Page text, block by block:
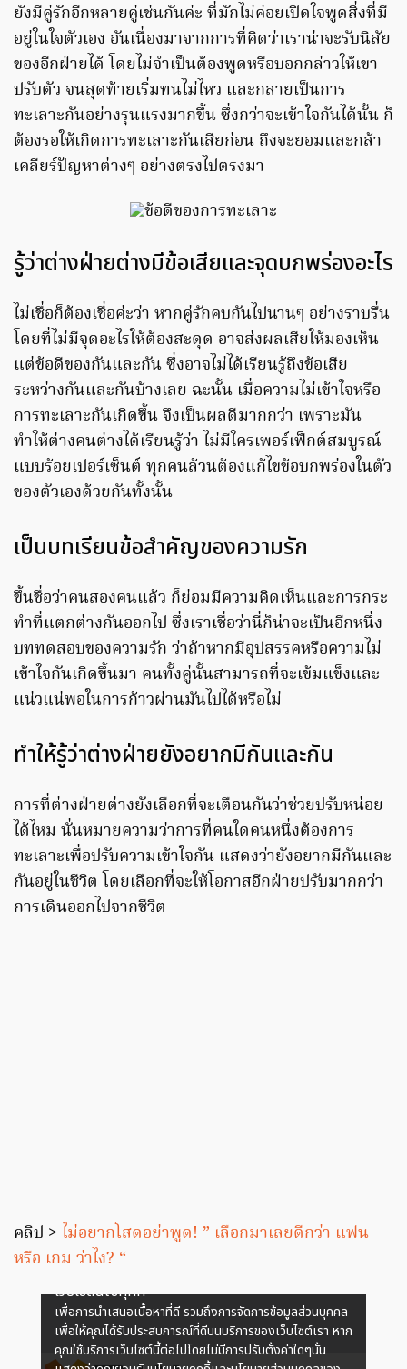
ยังมีคู่รักอีกหลายคู่เช่นกันค่ะ ที่มักไม่ค่อยเปิดใจพูดสิ่งที่มี
อยู่ในใจตัวเอง อันเนื่องมาจากการที่คิดว่าเราน่าจะรับนิสัย
ของอีกฝ่ายได้ โดยไม่จำเป็นต้องพูดหรือบอกกล่าวให้เขา
ปรับตัว จนสุดท้ายเริ่มทนไม่ไหว และกลายเป็นการ
ทะเลาะกันอย่างรุนแรงมากขึ้น ซึ่งกว่าจะเข้าใจกันได้นั้น ก็
ต้องรอให้เกิดการทะเลาะกันเสียก่อน ถึงจะยอมและกล้า
เคลียร์ปัญหาต่างๆ อย่างตรงไปตรงมา
รู้ว่าต่างฝ่ายต่างมีข้อเสียและจุดบกพร่องอะไร
ไม่เชื่อก็ต้องเชื่อค่ะว่า หากคู่รักคบกันไปนานๆ อย่างราบรื่น
โดยที่ไม่มีจุดอะไรให้ต้องสะดุด อาจส่งผลเสียให้มองเห็น
แต่ข้อดีของกันและกัน ซึ่งอาจไม่ได้เรียนรู้ถึงข้อเสีย
ระหว่างกันและกันบ้างเลย ฉะนั้น เมื่อความไม่เข้าใจหรือ
การทะเลาะกันเกิดขึ้น จึงเป็นผลดีมากกว่า เพราะมัน
ทำให้ต่างคนต่างได้เรียนรู้ว่า ไม่มีใครเพอร์เฟ็กต์สมบูรณ์
แบบร้อยเปอร์เซ็นต์ ทุกคนล้วนต้องแก้ไขข้อบกพร่องในตัว
ของตัวเองด้วยกันทั้งนั้น
เป็นบทเรียนข้อสำคัญของความรัก
ขึ้นชื่อว่าคนสองคนแล้ว ก็ย่อมมีความคิดเห็นและการกระ
ทำที่แตกต่างกันออกไป ซึ่งเราเชื่อว่านี่ก็น่าจะเป็นอีกหนึ่ง
บททดสอบของความรัก ว่าถ้าหากมีอุปสรรคหรือความไม่
เข้าใจกันเกิดขึ้นมา คนทั้งคู่นั้นสามารถที่จะเข้มแข็งและ
แน่วแน่พอในการก้าวผ่านมันไปได้หรือไม่
ทำให้รู้ว่าต่างฝ่ายยังอยากมีกันและกัน
การที่ต่างฝ่ายต่างยังเลือกที่จะเตือนกันว่าช่วยปรับหน่อย
ได้ไหม นั่นหมายความว่าการที่คนใดคนหนึ่งต้องการ
ทะเลาะเพื่อปรับความเข้าใจกัน แสดงว่ายังอยากมีกันและ
กันอยู่ในชีวิต โดยเลือกที่จะให้โอกาสอีกฝ่ายปรับมากกว่า
การเดินออกไปจากชีวิต
คลิป > ไม่อยากโสดอย่าพูด! ” เลือกมาเลยดีกว่า แฟน
หรือ เกม ว่าไง? “